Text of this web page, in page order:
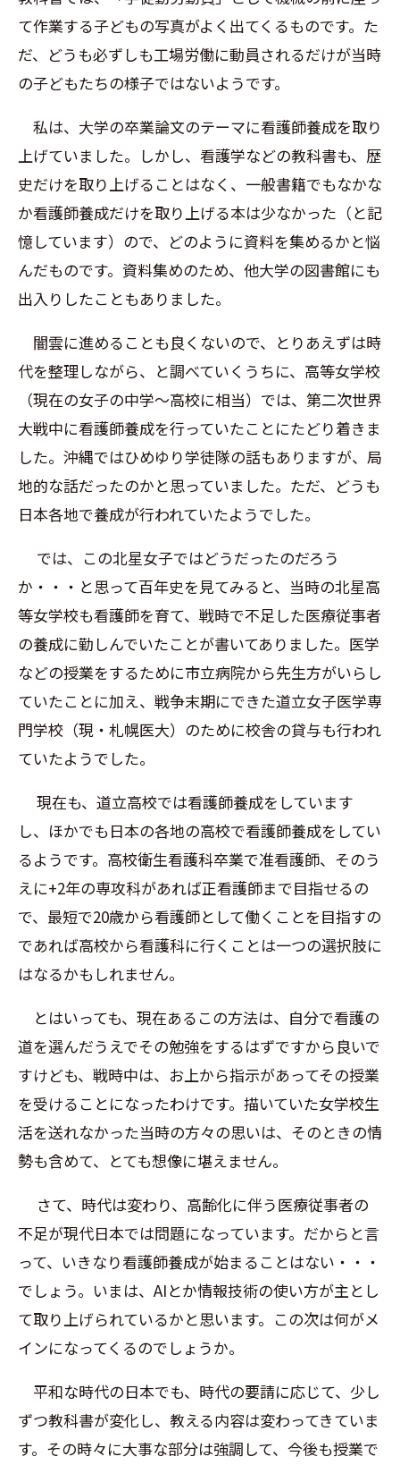
て作業する子どもの写真がよく出てくるものです。た
だ、どうも必ずしも工場労働に動員されるだけが当時
の子どもたちの様子ではないようです。
私は、大学の卒業論文のテーマに看護師養成を取り
上げていました。しかし、看護学などの教科書も、歴
史だけを取り上げることはなく、一般書籍でもなかな
か看護師養成だけを取り上げる本は少なかった（と記
憶しています）ので、どのように資料を集めるかと悩
んだものです。資料集めのため、他大学の図書館にも
出入りしたこともありました。
闇雲に進めることも良くないので、とりあえずは時
代を整理しながら、と調べていくうちに、高等女学校
（現在の女子の中学〜高校に相当）では、第二次世界
大戦中に看護師養成を行っていたことにたどり着きま
した。沖縄ではひめゆり学徒隊の話もありますが、局
地的な話だったのかと思っていました。ただ、どうも
日本各地で養成が行われていたようでした。
では、この北星女子ではどうだったのだろう
か・・・と思って百年史を見てみると、当時の北星高
等女学校も看護師を育て、戦時で不足した医療従事者
の養成に勤しんでいたことが書いてありました。医学
などの授業をするために市立病院から先生方がいらし
ていたことに加え、戦争末期にできた道立女子医学専
門学校（現・札幌医大）のために校舎の貸与も行われ
ていたようでした。
現在も、道立高校では看護師養成をしています
し、ほかでも日本の各地の高校で看護師養成をしてい
るようです。高校衛生看護科卒業で准看護師、そのう
えに+2年の専攻科があれば正看護師まで目指せるの
で、最短で20歳から看護師として働くことを目指すの
であれば高校から看護科に行くことは一つの選択肢に
はなるかもしれません。
とはいっても、現在あるこの方法は、自分で看護の
道を選んだうえでその勉強をするはずですから良いで
すけども、戦時中は、お上から指示があってその授業
を受けることになったわけです。描いていた女学校生
活を送れなかった当時の方々の思いは、そのときの情
勢も含めて、とても想像に堪えません。
さて、時代は変わり、高齢化に伴う医療従事者の
不足が現代日本では問題になっています。だからと言
って、いきなり看護師養成が始まることはない・・・
でしょう。いまは、AIとか情報技術の使い方が主とし
て取り上げられているかと思います。この次は何がメ
インになってくるのでしょうか。
平和な時代の日本でも、時代の要請に応じて、少し
ずつ教科書が変化し、教える内容は変わってきていま
す。その時々に大事な部分は強調して、今後も授業で